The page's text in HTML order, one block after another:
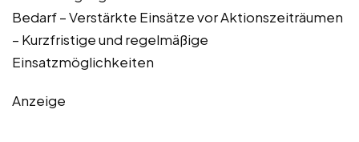
Bedarf – Verstärkte Einsätze vor Aktionszeiträumen
– Kurzfristige und regelmäßige
Einsatzmöglichkeiten
Anzeige